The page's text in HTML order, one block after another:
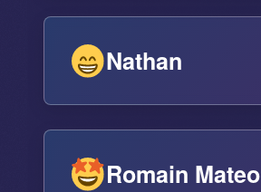
Nathan
Romain Mateo